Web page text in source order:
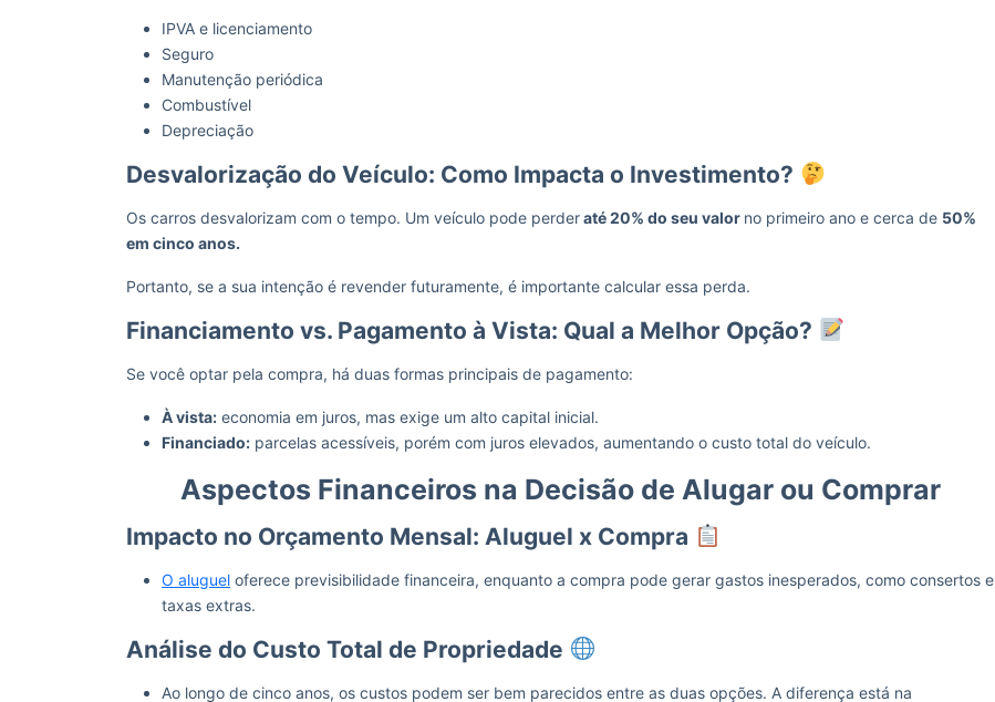
IPVA e licenciamento
Seguro
Manutenção periódica
Combustível
Depreciação
Desvalorização do Veículo: Como Impacta o Investimento?
Os carros desvalorizam com o tempo. Um veículo pode perderaté 20% do seu valor no primeiro ano e cerca de 50%
em cinco anos.
Portanto, se a sua intenção é revender futuramente, é importante calcular essa perda.
Financiamento vs. Pagamento à Vista: Qual a Melhor Opção?
Se você optar pela compra, há duas formas principais de pagamento:
À vista: economia em juros, mas exige um alto capital inicial.
Financiado: parcelas acessíveis, porém com juros elevados, aumentando o custo total do veículo.
Aspectos Financeiros na Decisão de Alugar ou Comprar
Impacto no Orçamento Mensal: Aluguel x Compra
O aluguel oferece previsibilidade financeira, enquanto a compra pode gerar gastos inesperados, como consertos e
taxas extras.
Análise do Custo Total de Propriedade
Ao longo de cinco anos, os custos podem ser bem parecidos entre as duas opções. A diferença está na